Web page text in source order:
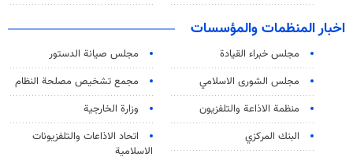
اخبار المنظمات والمؤسسات
مجلس خبراء القيادة
مجلس صيانة الدستور
مجلس الشورى الاسلامي
مجمع تشخيص مصلحة النظام
منظمة الاذاعة والتلفزیون
وزارة الخارجية
البنك المركزي
اتحاد الاذاعات والتلفزيونات
الاسلامية